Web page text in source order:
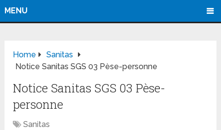
MENU
Home
Sanitas
Notice Sanitas SGS 03 Pèse-personne
Notice Sanitas SGS 03 Pèse-
personne
Sanitas